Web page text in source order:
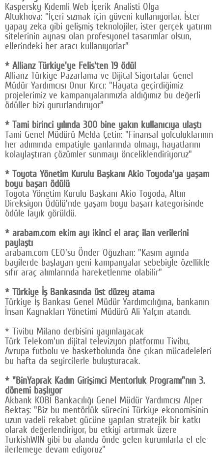
Kaspersky Kıdemli Web İçerik Analisti Olga
Altukhova: "İçeri sızmak için güveni kullanıyorlar. İster
yapay zeka gibi gelişmiş teknolojiler, ister gerçek yatırım
sitelerinin aynası olan profesyonel tasarımlar olsun,
ellerindeki her aracı kullanıyorlar"
* Allianz Türkiye'ye Felis'ten 19 ödül
Allianz Türkiye Pazarlama ve Dijital Sigortalar Genel
Müdür Yardımcısı Onur Kırcı: "Hayata geçirdiğimiz
projelerimiz ve kampanyalarımızla aldığımız bu değerli
ödüller bizi gururlandırıyor"
* Tami birinci yılında 300 bine yakın kullanıcıya ulaştı
Tami Genel Müdürü Melda Çetin: "Finansal yolculuklarının
her adımında empatiyle yanlarında olmayı, hayatlarını
kolaylaştıran çözümler sunmayı önceliklendiriyoruz"
* Toyota Yönetim Kurulu Başkanı Akio Toyoda'ya yaşam
boyu başarı ödülü
Toyota Yönetim Kurulu Başkanı Akio Toyoda, Altın
Direksiyon Ödülü'nde yaşam boyu başarı kategorisinde
ödüle layık görüldü.
* arabam.com ekim ayı ikinci el araç ilan verilerini
paylaştı
arabam.com CEO'su Önder Oğuzhan: "Kasım ayında
bayilerde başlayan yeni kampanyalar sebebiyle özellikle
sıfır araç alımlarında hareketlenme olabilir"
* Türkiye İş Bankasında üst düzey atama
Türkiye İş Bankası Genel Müdür Yardımcılığına, bankanın
İnsan Kaynakları Yönetimi Müdürü Ali Yalçın atandı.
* Tivibu Milano derbisini yayınlayacak
Türk Telekom'un dijital televizyon platformu Tivibu,
Avrupa futbolu ve basketbolunda öne çıkan mücadeleleri
bu hafta da seyircilerle buluşturacak.
* "BinYaprak Kadın Girişimci Mentorluk Programı"nın 3.
dönemi başlıyor
Akbank KOBİ Bankacılığı Genel Müdür Yardımcısı Alper
Bektaş: "Biz bu mentörlük sürecini Türkiye ekonomisinin
uzun vadeli rekabet gücüne yapılan stratejik bir katkı
olarak değerlendiriyor, bu etkiyi artırmak üzere
TurkishWIN gibi bu alanda önde gelen kurumlarla el ele
ilerlemeye devam ediyoruz"